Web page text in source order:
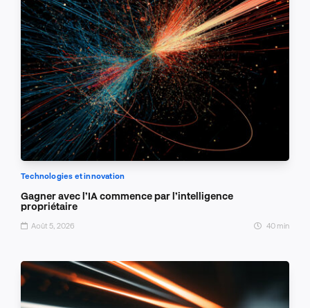
Technologies et innovation
Gagner avec l’IA commence par l’intelligence
propriétaire
Août 5, 2026 40 min